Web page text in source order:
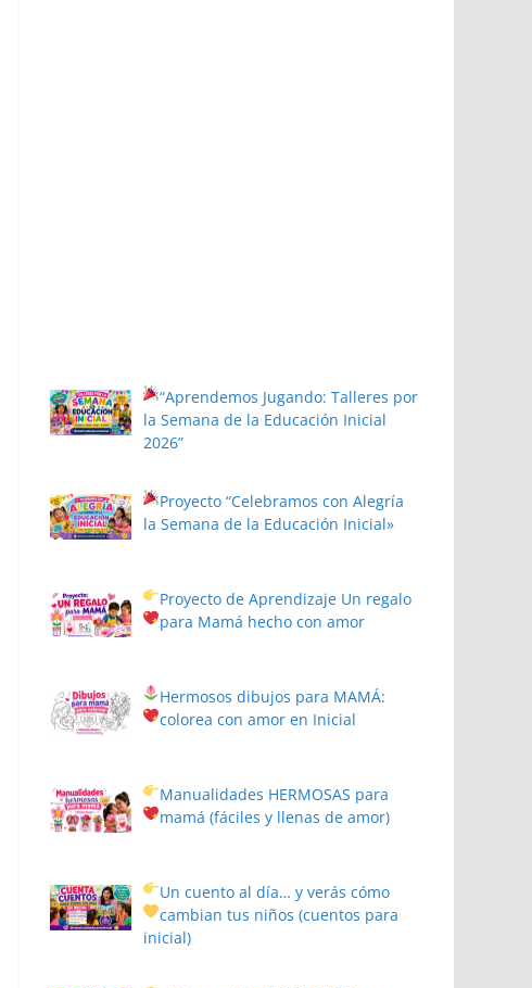
“Aprendemos Jugando: Talleres por
la Semana de la Educación Inicial
2026”
Proyecto“Celebramos con Alegría
la Semana de la Educación Inicial»
Proyecto de Aprendizaje Un regalo
para Mamá hecho con amor
Hermosos dibujos para MAMÁ:
colorea con amor en Inicial
Manualidades HERMOSAS para
mamá (fáciles y llenas de amor)
Un cuento al día… y verás cómo
cambian tus niños(cuentos para
inicial)